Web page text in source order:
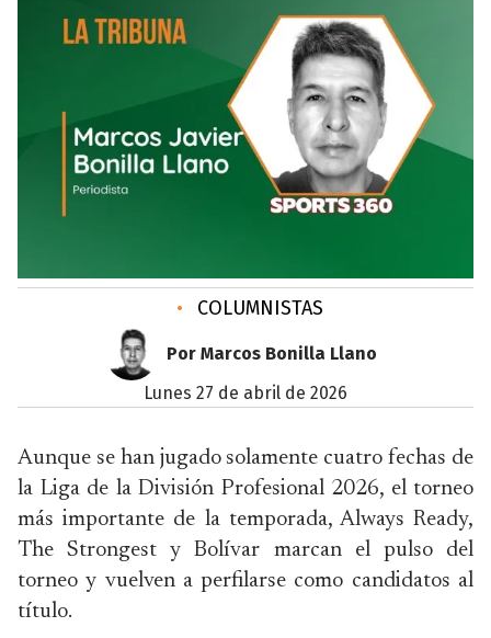
• COLUMNISTAS
Por Marcos Bonilla Llano
lunes 27 de abril de 2026
Aunque se han jugado solamente cuatro fechas de
la Liga de la División Profesional 2026, el torneo
más importante de la temporada, Always Ready,
The Strongest y Bolívar marcan el pulso del
torneo y vuelven a perfilarse como candidatos al
título.